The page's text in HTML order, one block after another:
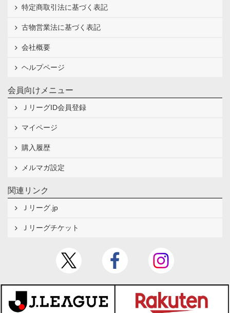
特定商取引法に基づく表記
古物営業法に基づく表記
会社概要
ヘルプページ
会員向けメニュー
ＪリーグID会員登録
マイページ
購入履歴
メルマガ設定
関連リンク
Ｊリーグ.jp
Ｊリーグチケット